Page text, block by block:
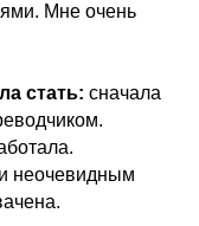
Мне очень
стать: сначала
неочевидным